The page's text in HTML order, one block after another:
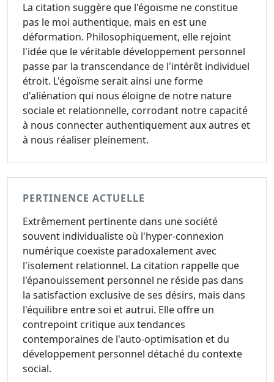
La citation suggère que l'égoïsme ne constitue
pas le moi authentique, mais en est une
déformation. Philosophiquement, elle rejoint
l'idée que le véritable développement personnel
passe par la transcendance de l'intérêt individuel
étroit. L'égoïsme serait ainsi une forme
d'aliénation qui nous éloigne de notre nature
sociale et relationnelle, corrodant notre capacité
à nous connecter authentiquement aux autres et
à nous réaliser pleinement.
PERTINENCE ACTUELLE
Extrêmement pertinente dans une société
souvent individualiste où l'hyper-connexion
numérique coexiste paradoxalement avec
l'isolement relationnel. La citation rappelle que
l'épanouissement personnel ne réside pas dans
la satisfaction exclusive de ses désirs, mais dans
l'équilibre entre soi et autrui. Elle offre un
contrepoint critique aux tendances
contemporaines de l'auto-optimisation et du
développement personnel détaché du contexte
social.